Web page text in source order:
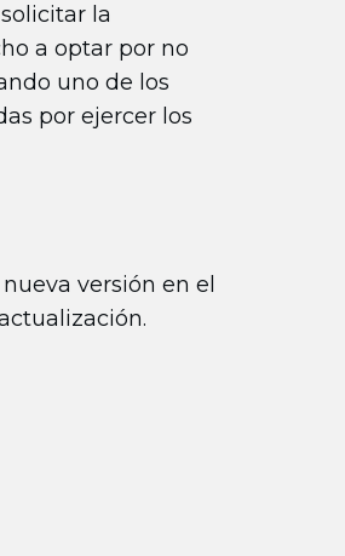
la
a optar por no
uno de los
por ejercer los
versión en el